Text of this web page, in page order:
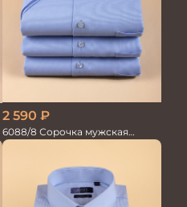
2 590 ₽
6088/8 Сорочка мужская
кор.рукав